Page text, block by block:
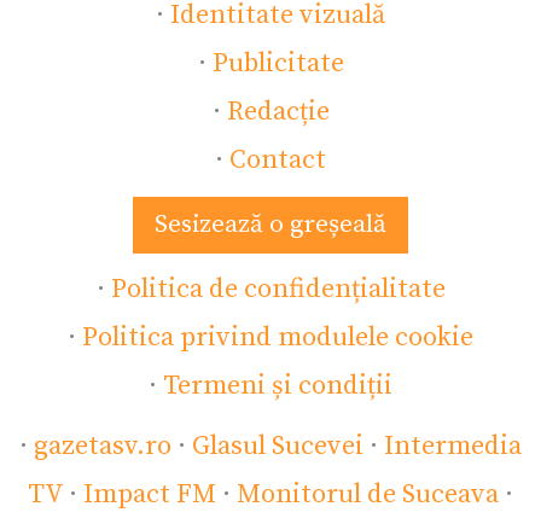
· Identitate vizuală
· Publicitate
· Redacție
· Contact
Sesizează o greșeală
· Politica de confidențialitate
· Politica privind modulele cookie
· Termeni și condiții
· gazetasv.ro · Glasul Sucevei · Intermedia
TV · Impact FM · Monitorul de Suceava ·